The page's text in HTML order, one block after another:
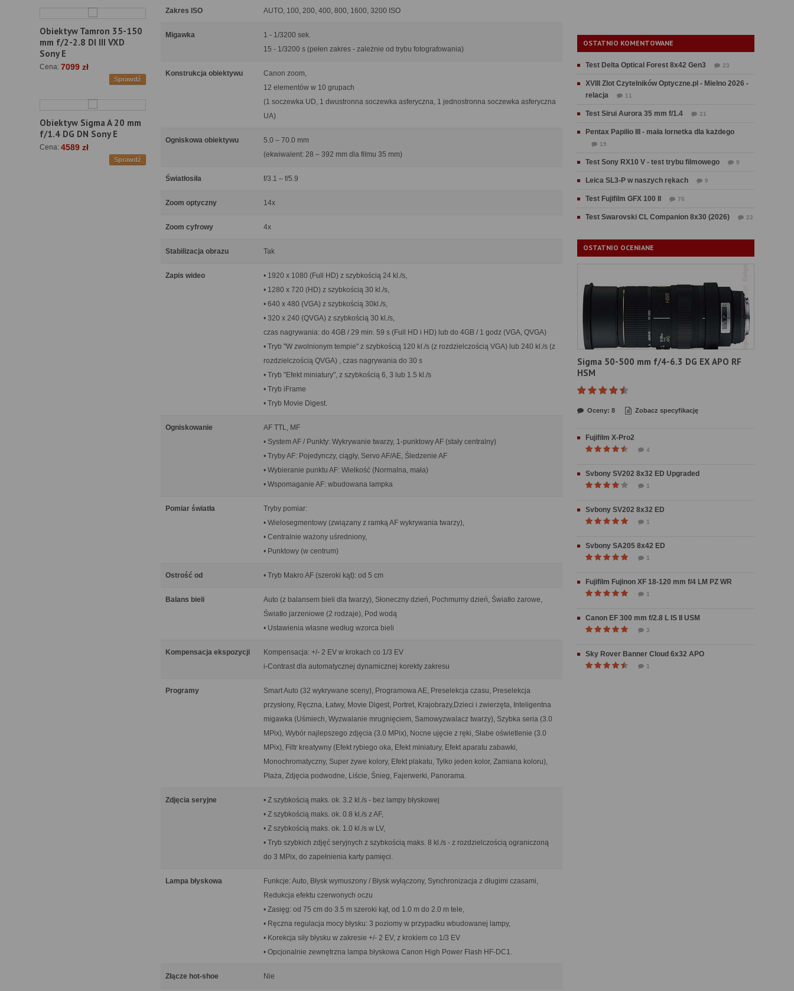
Obiektyw Tamron 35-150
mm f/2-2.8 DI III VXD
Sony E
Cena: 7099 zł
Sprawdź
Obiektyw Sigma A 20 mm
f/1.4 DG DN Sony E
Cena: 4589 zł
Sprawdź
Zakres ISO AUTO, 100, 200, 400, 800, 1600, 3200 ISO
Migawka
1 - 1/3200 sek.
15 - 1/3200 s (pełen zakres - zależnie od trybu fotografowania)
Konstrukcja obiektywu
Canon zoom,
12 elementów w 10 grupach
(1 soczewka UD, 1 dwustronna soczewka asferyczna, 1 jednostronna soczewka asferyczna
UA)
Ogniskowa obiektywu
5.0 – 70.0 mm
(ekwiwalent: 28 – 392 mm dla filmu 35 mm)
Światłosiła f/3.1 – f/5.9
Zoom optyczny 14x
Zoom cyfrowy 4x
Stabilizacja obrazu Tak
Zapis wideo
• 1920 x 1080 (Full HD) z szybkością 24 kl./s,
• 1280 x 720 (HD) z szybkością 30 kl./s,
• 640 x 480 (VGA) z szybkością 30kl./s,
• 320 x 240 (QVGA) z szybkością 30 kl./s,
czas nagrywania: do 4GB / 29 min. 59 s (Full HD i HD) lub do 4GB / 1 godz (VGA, QVGA)
• Tryb "W zwolnionym tempie" z szybkością 120 kl./s (z rozdzielczością VGA) lub 240 kl./s (z
rozdzielczością QVGA) , czas nagrywania do 30 s
• Tryb "Efekt miniatury", z szybkością 6, 3 lub 1.5 kl./s
• Tryb iFrame
• Tryb Movie Digest.
Ogniskowanie
AF TTL, MF
• System AF / Punkty: Wykrywanie twarzy, 1-punktowy AF (stały centralny)
• Tryby AF: Pojedynczy, ciągły, Servo AF/AE, Śledzenie AF
• Wybieranie punktu AF: Wielkość (Normalna, mała)
• Wspomaganie AF: wbudowana lampka
Pomiar światła
Tryby pomiar:
• Wielosegmentowy (związany z ramką AF wykrywania twarzy),
• Centralnie ważony uśredniony,
• Punktowy (w centrum)
Ostrość od • Tryb Makro AF (szeroki kąt): od 5 cm
Balans bieli
Auto (z balansem bieli dla twarzy), Słoneczny dzień, Pochmurny dzień, Światło żarowe,
Światło jarzeniowe (2 rodzaje), Pod wodą
• Ustawienia własne według wzorca bieli
Kompensacja ekspozycji
Kompensacja: +/- 2 EV w krokach co 1/3 EV
i-Contrast dla automatycznej dynamicznej korekty zakresu
Programy
Smart Auto (32 wykrywane sceny), Programowa AE, Preselekcja czasu, Preselekcja
przysłony, Ręczna, Łatwy, Movie Digest, Portret, Krajobrazy,Dzieci i zwierzęta, Inteligentna
migawka (Uśmiech, Wyzwalanie mrugnięciem, Samowyzwalacz twarzy), Szybka seria (3.0
MPix), Wybór najlepszego zdjęcia (3.0 MPix), Nocne ujęcie z ręki, Słabe oświetlenie (3.0
MPix), Filtr kreatywny (Efekt rybiego oka, Efekt miniatury, Efekt aparatu zabawki,
Monochromatyczny, Super żywe kolory, Efekt plakatu, Tylko jeden kolor, Zamiana koloru),
Plaża, Zdjęcia podwodne, Liście, Śnieg, Fajerwerki, Panorama.
Zdjęcia seryjne
• Z szybkością maks. ok. 3.2 kl./s - bez lampy błyskowej
• Z szybkością maks. ok. 0.8 kl./s z AF,
• Z szybkością maks. ok. 1.0 kl./s w LV,
• Tryb szybkich zdjęć seryjnych z szybkością maks. 8 kl./s - z rozdzielczością ograniczoną
do 3 MPix, do zapełnienia karty pamięci.
Lampa błyskowa
Funkcje: Auto, Błysk wymuszony / Błysk wyłączony, Synchronizacja z długimi czasami,
Redukcja efektu czerwonych oczu
• Zasięg: od 75 cm do 3.5 m szeroki kąt, od 1.0 m do 2.0 m tele,
• Ręczna regulacja mocy błysku: 3 poziomy w przypadku wbudowanej lampy,
• Korekcja siły błysku w zakresie +/- 2 EV, z krokiem co 1/3 EV
• Opcjonalnie zewnętrzna lampa błyskowa Canon High Power Flash HF-DC1.
Złącze hot-shoe Nie
OSTATNIO KOMENTOWANE
Test Delta Optical Forest 8x42 Gen3 23
XVIII Zlot Czytelników Optyczne.pl - Mielno 2026 -
relacja
11
Test Sirui Aurora 35 mm f/1.4 21
Pentax Papilio III - mała lornetka dla każdego
19
Test Sony RX10 V - test trybu filmowego 9
Leica SL3-P w naszych rękach 9
Test Fujifilm GFX 100 II 76
Test Swarovski CL Companion 8x30 (2026) 22
OSTATNIO OCENIANE
Sigma 50-500 mm f/4-6.3 DG EX APO RF
HSM
Oceny: 8 Zobacz specyfikację
Fujifilm X-Pro2
4
Svbony SV202 8x32 ED Upgraded
1
Svbony SV202 8x32 ED
1
Svbony SA205 8x42 ED
1
Fujifilm Fujinon XF 18-120 mm f/4 LM PZ WR
1
Canon EF 300 mm f/2.8 L IS II USM
3
Sky Rover Banner Cloud 6x32 APO
1